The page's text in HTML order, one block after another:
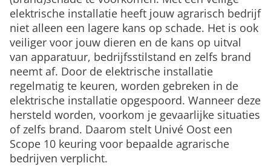
elektrische installatie heeft jouw agrarisch bedrijf
niet alleen een lagere kans op schade. Het is ook
veiliger voor jouw dieren en de kans op uitval
van apparatuur, bedrijfsstilstand en zelfs brand
neemt af. Door de elektrische installatie
regelmatig te keuren, worden gebreken in de
elektrische installatie opgespoord. Wanneer deze
hersteld worden, voorkom je gevaarlijke situaties
of zelfs brand. Daarom stelt Univé Oost een
Scope 10 keuring voor bepaalde agrarische
bedrijven verplicht.